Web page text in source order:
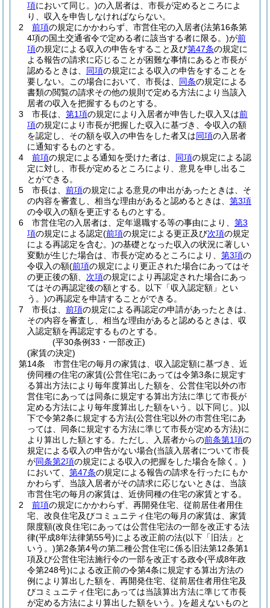
項において同じ。)の入居者は、市長が定めるところによ
り、収入を申告しなければならない。
2
前項の規定にかかわらず、市営住宅の入居者(法第16条第
4項の国土交通省令で定める者に該当する者に限る。)が前
項の規定による収入の申告をすること及び第47条の規定に
よる報告の請求に応じることが困難な事情にあると市長が
認めるときは、 同項の規定による収入の申告をすることを
要しない。
この場合において、市長は、 同条の規定による
書類の閲覧の請求その他の規則で定める方法により当該入
居者の収入を把握するものとする。
3
市長は、 第1項の規定により入居者が申告した収入又は前
項の規定により市長が把握した収入に基づき、令収入の額
を認定し、その額を収入の申告をした者又は同項の入居者
に通知するものとする。
4
前項の規定による通知を受けた者は、 同項の規定による認
定に対し、市長が定めるところにより、意見を申し出るこ
とができる。
5
市長は、 前項の規定による意見の申出があったときは、そ
の内容を審査し、相当な理由があると認めるときは、 第3項
の令収入の額を更正するものとする。
6
市営住宅の入居者は、定年退職する等の事由により、 第3
項の規定による認定(前項の規定による更正及び次項の規定
による再認定を含む。)の基礎となった収入の状況に著しい
変動が生じた場合は、市長が定めるところにより、 第3項の
令収入の額(前項の規定により更正された場合にあってはそ
の更正後の額、 次項の規定により再認定された場合にあっ
てはその再認定後の額とする。以下「収入認定額」とい
う。)の再認定を申請することができる。
7
市長は、 前項の規定による再認定の申請があったときは、
その内容を審査し、相当な理由があると認めるときは、収
入認定額を再認定するものとする。
(平30条例33・一部改正)
(家賃の決定)
第14条
市営住宅の毎月の家賃は、収入認定額に基づき、近
傍同種の住宅の家賃(公営住宅にあっては令第3条に規定す
る算出方法により毎年度算出した額を、公営住宅以外の市
営住宅にあっては同条に規定する算出方法に準じて市長が
定める方法により毎年度算出した額をいう。以下同じ。)以
下で令第2条に規定する方法(公営住宅以外の市営住宅にあ
っては、同条に規定する方法に準じて市長が定める方法)に
より算出した額とする。 ただし、入居者からの前条第1項の
規定による収入の申告がない場合(当該入居者について市長
が同条第2項の規定による収入の把握をした場合を除く。)
において、 第47条の規定による報告の請求を行ったにもか
かわらず、当該入居者がその請求に応じないときは、当該
市営住宅の毎月の家賃は、近傍同種の住宅の家賃とする。
2
前項の規定にかかわらず、再開発住宅、従前居住者用住
宅、改良住宅及びコミュニティ住宅の毎月の家賃は、家賃
限度額(改良住宅にあっては公営住宅法の一部を改正する法
律(平成8年法律第55号)による改正前の法(以下「旧法」と
いう。)第2条第4号の第二種公営住宅に係る旧法第12条第1
項及び公営住宅法施行令の一部を改正する政令(平成8年政
令第248号)による改正前の令第4条に規定する算出方法の
例により算出した額を、再開発住宅、従前居住者用住宅及
びコミュニティ住宅にあっては当該算出方法に準じて市長
が定める方法により算出した額をいう。)を超えないものと